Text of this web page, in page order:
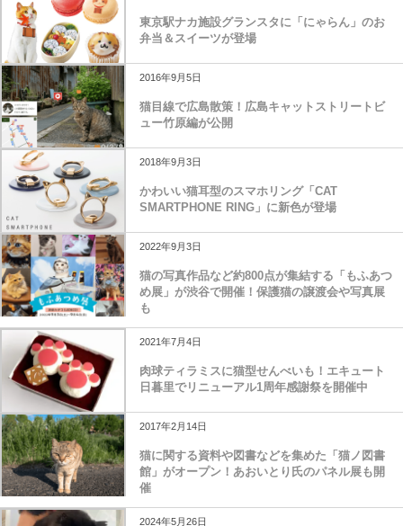
東京駅ナカ施設グランスタに「にゃらん」のお
弁当＆スイーツが登場
2016年9月5日
猫目線で広島散策！広島キャットストリートビ
ュー竹原編が公開
2018年9月3日
かわいい猫耳型のスマホリング「CAT
SMARTPHONE RING」に新色が登場
2022年9月3日
猫の写真作品など約800点が集結する「もふあつ
め展」が渋谷で開催！保護猫の譲渡会や写真展
も
2021年7月4日
肉球ティラミスに猫型せんべいも！エキュート
日暮里でリニューアル1周年感謝祭を開催中
2017年2月14日
猫に関する資料や図書などを集めた「猫ノ図書
館」がオープン！あおいとり氏のパネル展も開
催
2024年5月26日